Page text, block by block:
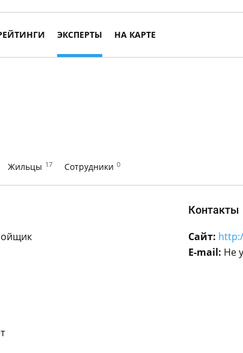
ЭКСПЕРТЫ НА КАРТЕ
Жильцы 17 Сотрудники 0
Контакты
Сайт:
E-mail: Не